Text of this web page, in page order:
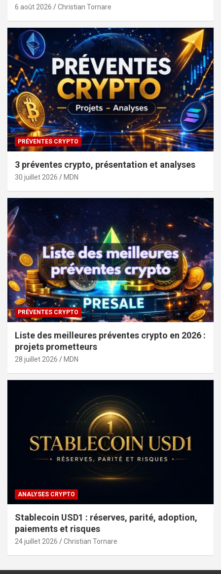
6 août 2026 Christian Tornare
PRÉVENTES CRYPTO
3 préventes crypto, présentation et analyses
30 juillet 2026 MDN
PRÉVENTES CRYPTO
Liste des meilleures préventes crypto en 2026 :
projets prometteurs
28 juillet 2026 MDN
ANALYSES CRYPTO
Stablecoin USD1 : réserves, parité, adoption,
paiements et risques
24 juillet 2026 Christian Tornare